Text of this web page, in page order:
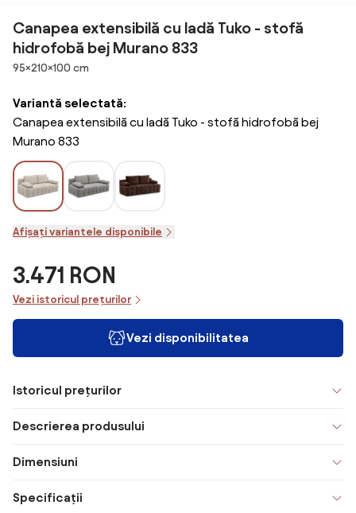
Canapea extensibilă cu ladă Tuko - stofă
hidrofobă bej Murano 833
Dimensiuni
95×210×100 cm
Variantă selectată:
Canapea extensibilă cu ladă Tuko - stofă hidrofobă bej
Murano 833
Afișați variantele disponibile
3.471 RON
Vezi istoricul prețurilor
Vezi disponibilitatea
Istoricul prețurilor
Descrierea produsului
Dimensiuni
Specificații